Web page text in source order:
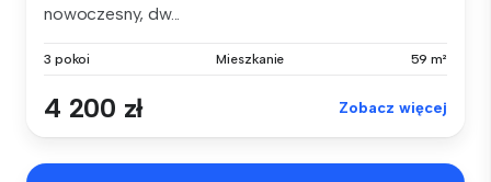
nowoczesny, dw...
3 pokoi Mieszkanie 59 m²
4 200 zł Zobacz więcej